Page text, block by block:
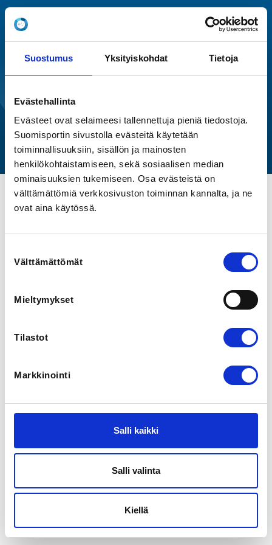
Suostumus Yksityiskohdat Tietoja
Evästehallinta
Evästeet ovat selaimeesi tallennettuja pieniä tiedostoja.
Suomisportin sivustolla evästeitä käytetään
toiminnallisuuksiin, sisällön ja mainosten
henkilökohtaistamiseen, sekä sosiaalisen median
ominaisuuksien tukemiseen. Osa evästeistä on
välttämättömiä verkkosivuston toiminnan kannalta, ja ne
ovat aina käytössä.
valinta
Välttämättömät
Mieltymykset
Tilastot
Markkinointi
Salli kaikki
Salli valinta
Kiellä
In English (EN)
EDUCATION EVENT
Kilpailusäännöt
Suomen Triathlonliitto ry
TIME
Zoom-koulutus
REGISTRATION PERIOD
Registration period ended onMo 12.4.2021at18:00.